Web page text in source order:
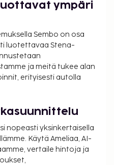
ympäri
Sembo on osa
luotettavaa Stena-
ja meitä tukee alan
erityisesti autolla
nopeasti yksinkertaisella
Käytä Ameliaa, AI-
vertaile hintoja ja